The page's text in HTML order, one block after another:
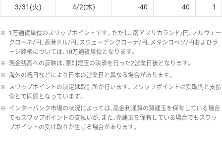
3/31(火) 4/2(木) -40 40 1
※ 1万通貨単位のスワップポイントです。ただし、南アフリカランド/円、ノルウェー
クローネ/円、香港ドル/円、スウェーデンクローナ/円、メキシコペソ/円およびラ
ージ銘柄については、10万通貨単位となります。
※ 現金残高への反映は、原則建玉の決済を行った2営業日後となります。
※ 海外の祝日などにより日本の営業日と異なる場合があります。
※ スワップポイントの決定は取引所が行います。スワップポイントは受取側と支払
側とで同額となっています。
※ インターバンク市場の状況によっては、高金利通貨の買建玉を保有している場合
でもスワップポイントの支払いが、また、売建玉を保有している場合でもスワッ
プポイントの受け取りが生じる場合があります。